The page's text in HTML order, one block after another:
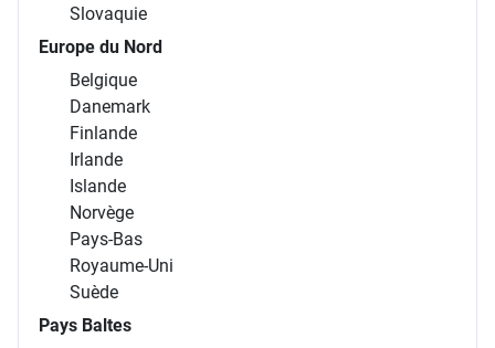
Slovaquie
Europe du Nord
Belgique
Danemark
Finlande
Irlande
Islande
Norvège
Pays-Bas
Royaume-Uni
Suède
Pays Baltes